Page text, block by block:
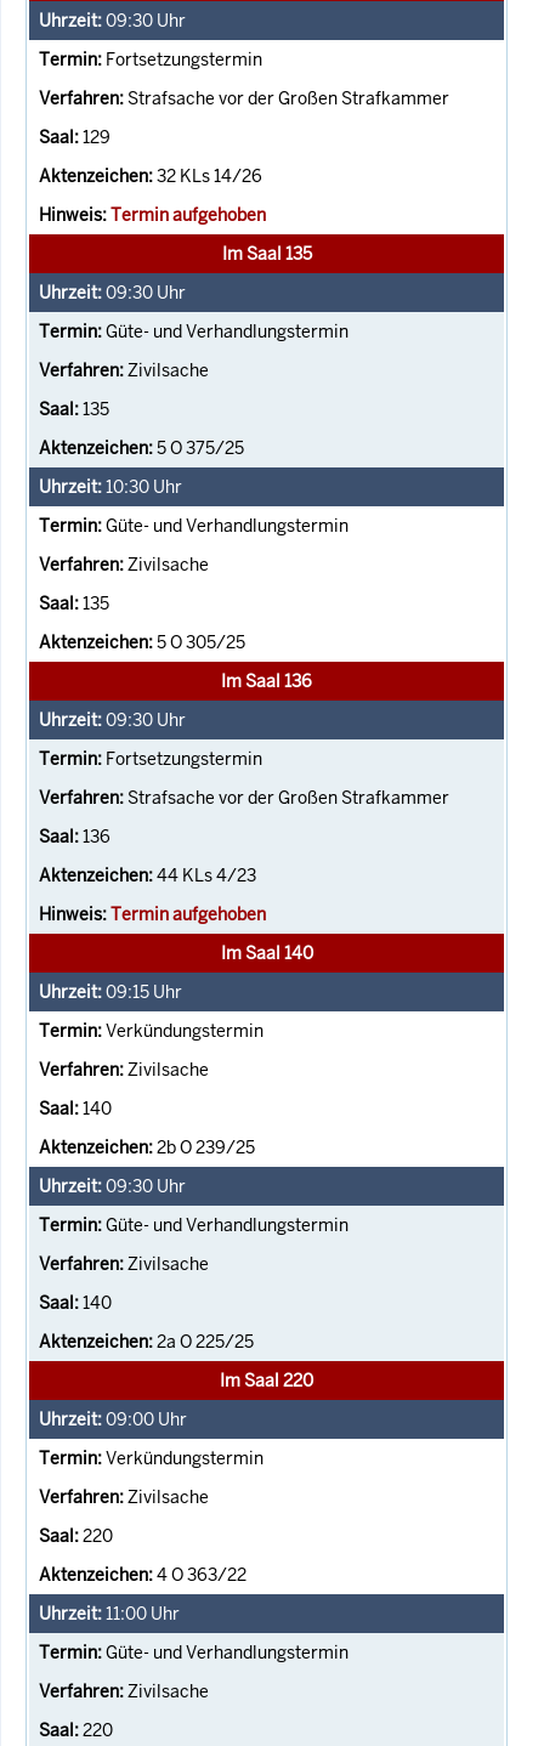
09:30 Uhr
Fortsetzungstermin
Strafsache vor der Großen Strafkammer
129
32 KLs 14/26
Termin aufgehoben
Im Saal 135
09:30 Uhr
Güte- und Verhandlungstermin
Zivilsache
135
5 O 375/25
10:30 Uhr
Güte- und Verhandlungstermin
Zivilsache
135
5 O 305/25
Im Saal 136
09:30 Uhr
Fortsetzungstermin
Strafsache vor der Großen Strafkammer
136
44 KLs 4/23
Termin aufgehoben
Im Saal 140
09:15 Uhr
Verkündungstermin
Zivilsache
140
2b O 239/25
09:30 Uhr
Güte- und Verhandlungstermin
Zivilsache
140
2a O 225/25
Im Saal 220
09:00 Uhr
Verkündungstermin
Zivilsache
220
4 O 363/22
11:00 Uhr
Güte- und Verhandlungstermin
Zivilsache
220